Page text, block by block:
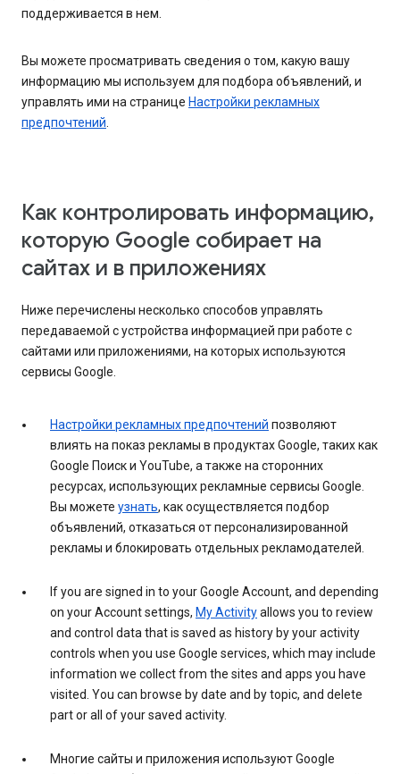
поддерживается в нем.
Вы можете просматривать сведения о том, какую вашу
информацию мы используем для подбора объявлений, и
управлять ими на странице Настройки рекламных
предпочтений.
Как контролировать информацию,
которую Google собирает на
сайтах и в приложениях
Ниже перечислены несколько способов управлять
передаваемой с устройства информацией при работе с
сайтами или приложениями, на которых используются
сервисы Google.
Настройки рекламных предпочтений позволяют
влиять на показ рекламы в продуктах Google, таких как
Google Поиск и YouTube, а также на сторонних
ресурсах, использующих рекламные сервисы Google.
Вы можете узнать, как осуществляется подбор
объявлений, отказаться от персонализированной
рекламы и блокировать отдельных рекламодателей.
If you are signed in to your Google Account, and depending
on your Account settings, My Activityallows you to review
and control data that is saved as history by your activity
controls when you use Google services, which may include
information we collect from the sites and apps you have
visited. You can browse by date and by topic, and delete
part or all of your saved activity.
Многие сайты и приложения используют Google